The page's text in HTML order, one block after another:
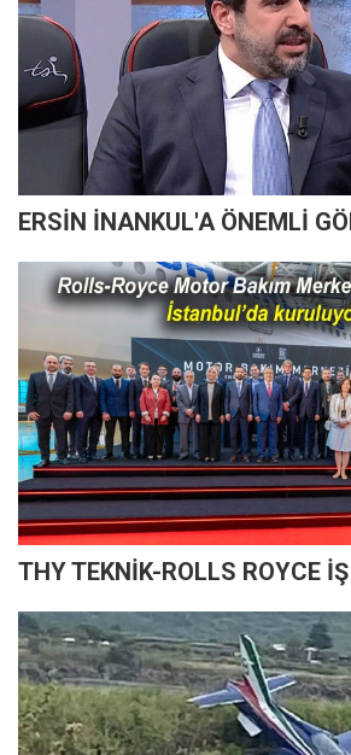
ERSİN İNANKUL'A ÖNEMLİ
THY TEKNİK-ROLLS ROYCE